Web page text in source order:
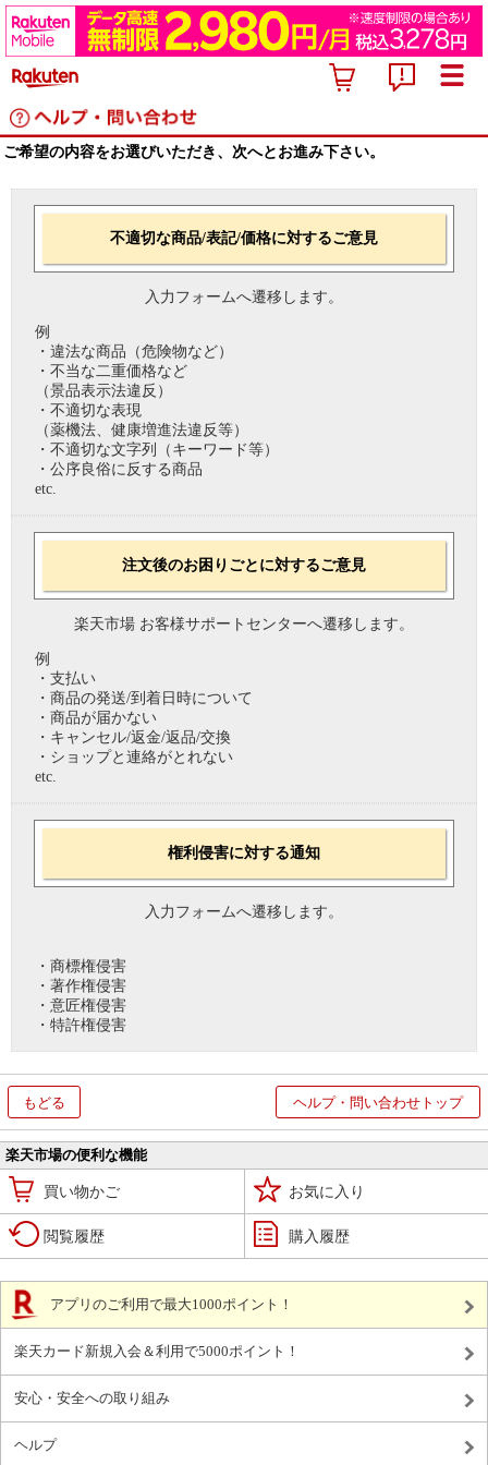
ご希望の内容をお選びいただき、次へとお進み下さい。
不適切な商品/表記/価格に対するご意見
入力フォームへ遷移します。
例
・違法な商品（危険物など）
・不当な二重価格など
（景品表示法違反）
・不適切な表現
（薬機法、健康増進法違反等）
・不適切な文字列（キーワード等）
・公序良俗に反する商品
etc.
注文後のお困りごとに対するご意見
楽天市場 お客様サポートセンターへ遷移します。
例
・支払い
・商品の発送/到着日時について
・商品が届かない
・キャンセル/返金/返品/交換
・ショップと連絡がとれない
etc.
権利侵害に対する通知
入力フォームへ遷移します。
・商標権侵害
・著作権侵害
・意匠権侵害
・特許権侵害
もどる ヘルプ・問い合わせトップ
楽天市場の便利な機能
買い物かご お気に入り
閲覧履歴 購入履歴
アプリのご利用で最大1000ポイント！
楽天カード新規入会＆利用で5000ポイント！
安心・安全への取り組み
ヘルプ